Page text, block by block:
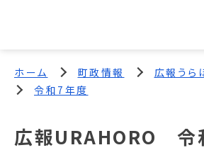
ホーム 町政情報
広報うら
令和7年度
広報URAHORO 令